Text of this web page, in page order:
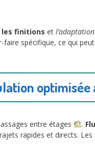
les finitions et
spécifique, ce qui
entre étages .
rapides et directs.